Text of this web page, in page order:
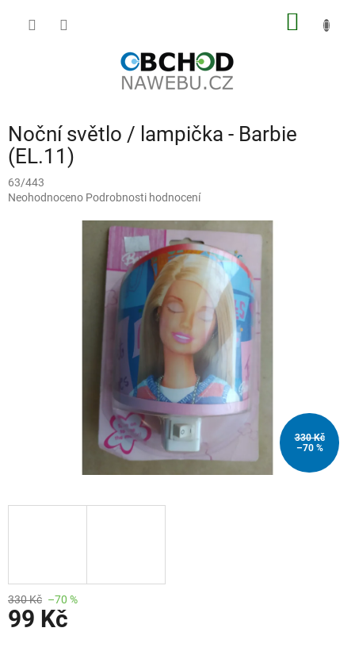
Noční světlo / lampička - Barbie
(EL.11)
63/443
Průměrné
Neohodnoceno Podrobnosti hodnocení
330 Kč
–70 %
330 Kč –70 %
99 Kč